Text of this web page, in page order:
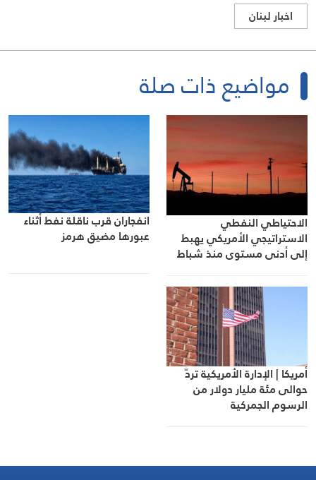
اخبار لبنان
مواضيع ذات صلة
الاحتياطي النفطي
الاستراتيجي الأمريكي يهبط
إلى أدنى مستوى منذ شباط
انفجاران قرب ناقلة نفط أثناء
عبورها مضيق هرمز
أمريكا | الإدارة الأمريكية تردّ
حوالى مئة مليار دولار من
الرسوم الجمركية